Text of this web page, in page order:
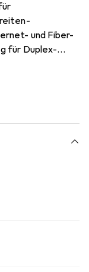
und Fiber-
für Duplex-